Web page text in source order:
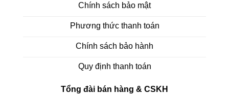
Chính sách bảo mật
Phương thức thanh toán
Chính sách bảo hành
Quy định thanh toán
Tổng đài bán hàng & CSKH